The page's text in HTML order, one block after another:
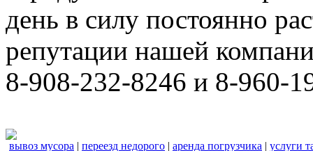
день в силу постоянно
репутации нашей
8-908-232-8246 и 8-960-
вывоз мусора | переезд недорого | аренда погрузчика | услуги